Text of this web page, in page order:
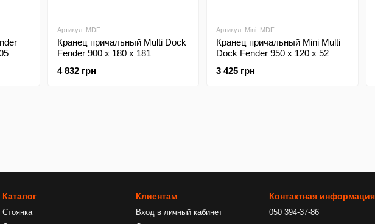
Артикул: MDF
Кранец причальный Multi Dock
Fender 900 x 180 x 181
4 832 грн
Артикул: Mini_MDF
Кранец причальный Mini Multi
Dock Fender 950 х 120 х 52
3 425 грн
Каталог
Стоянка
Клиентам
Вход в личный кабинет
Контактная информация
050 394-37-86